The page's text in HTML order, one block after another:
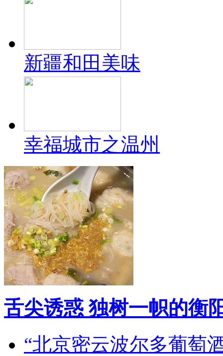
新疆和田美味
幸福城市之温州
舌尖诱惑 独树一帜的衡
“北京密云波尔多葡萄